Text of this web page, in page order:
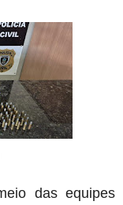
autoral na Paraíba
São Pedro de Caiçara
de 10 a 12 de julho
IDEB 2025 e reafirma
das equipes